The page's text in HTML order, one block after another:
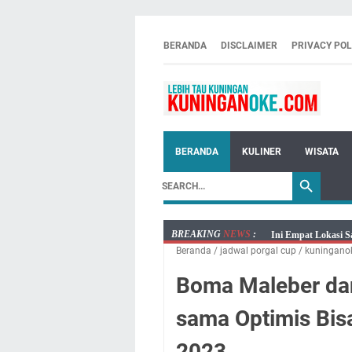
BERANDA DISCLAIMER PRIVACY
BERANDA KULINER WISATA
BREAKING NEWS :
Ini Empat Lokasi
Jumat 7 Agustus
Embun Pagi
Tetap Berjalan
Salat Lima Waktu
Menenangkan, Ini
Beranda / jadwal porgal cup /
Boma Maleber
sama Optimis